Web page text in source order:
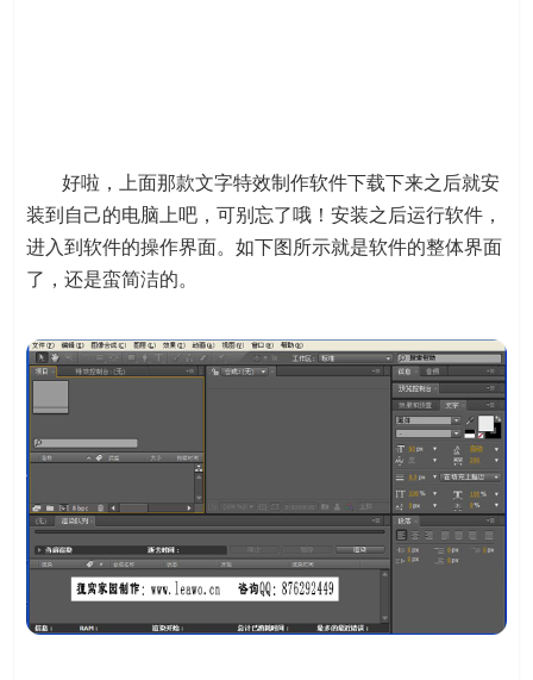
好啦，上面那款文字特效制作软件下载下来之后就安
装到自己的电脑上吧，可别忘了哦！安装之后运行软件，
进入到软件的操作界面。如下图所示就是软件的整体界面
了，还是蛮简洁的。